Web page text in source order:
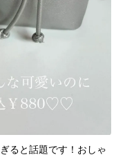
ると話題です！おしゃ